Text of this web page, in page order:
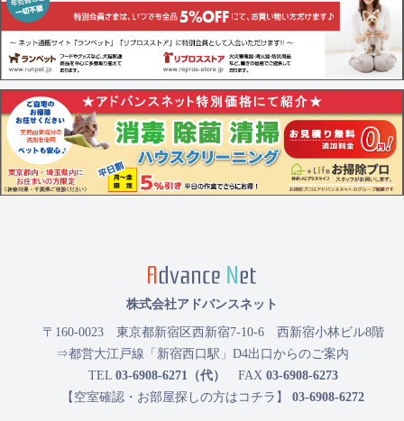
株式会社アドバンスネット
〒160-0023 東京都新宿区西新宿7-10-6 西新宿小林ビル8階
⇒都営大江戸線「新宿西口駅」D4出口からのご案内
TEL 03-6908-6271（代） FAX 03-6908-6273
【空室確認・お部屋探しの方はコチラ】 03-6908-6272